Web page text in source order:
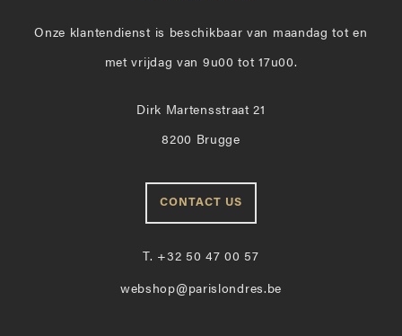
Onze klantendienst is beschikbaar van maandag tot en
met vrijdag van 9u00 tot 17u00.
Dirk Martensstraat 21
8200 Brugge
CONTACT US
T. +32 50 47 00 57
webshop@parislondres.be